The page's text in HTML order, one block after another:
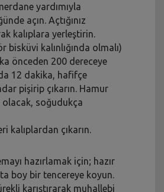
yardımıyla
açın. Açtığınız
kalıplara yerleştirin.
bisküvi kalınlığında olmalı)
önceden 200 dereceye
12 dakika, hafifçe
pişirip çıkarın. Hamur
olacak, soğudukça
kalıplardan çıkarın.
hazırlamak için; hazır
boy bir tencereye koyun.
karıştırarak muhallebi